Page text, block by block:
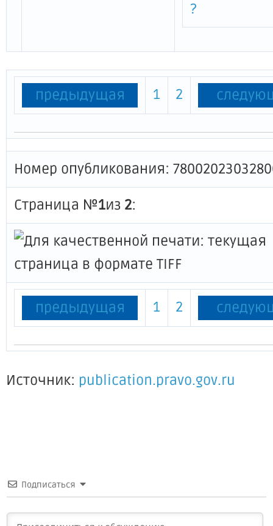
?
предыдущая 1 2
Номер опубликования:
Страница №1из 2:
предыдущая 1 2
Источник: publication.pravo.gov.ru
Подписаться